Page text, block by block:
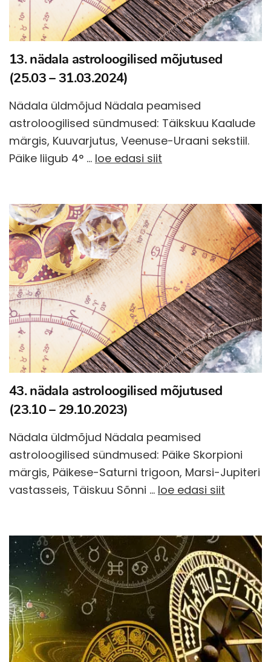
13. nädala astroloogilised mõjutused
(25.03 – 31.03.2024)
Nädala üldmõjud Nädala peamised
astroloogilised sündmused: Täikskuu Kaalude
märgis, Kuuvarjutus, Veenuse-Uraani sekstiil.
Päike liigub 4° … loe edasi siit
43. nädala astroloogilised mõjutused
(23.10 – 29.10.2023)
Nädala üldmõjud Nädala peamised
astroloogilised sündmused: Päike Skorpioni
märgis, Päikese-Saturni trigoon, Marsi-Jupiteri
vastasseis, Täiskuu Sõnni … loe edasi siit